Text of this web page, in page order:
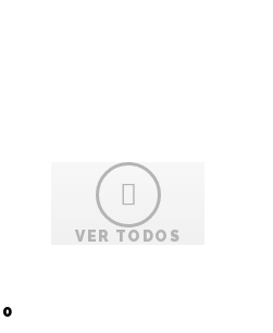
VER TODOS